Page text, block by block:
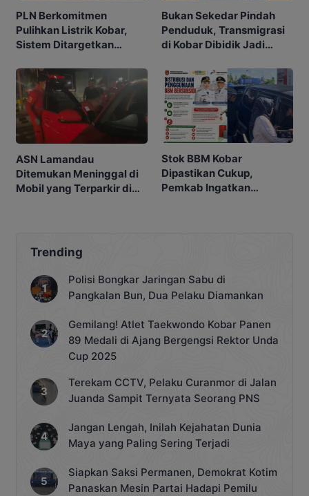
PLN Berkomitmen
Pulihkan Listrik Kobar,
Sistem Ditargetkan
Bukan Sekedar Pindah
Penduduk, Transmigrasi
di Kobar Dibidik Jadi
ASN Lamandau
Ditemukan Meninggal di
Mobil yang Terparkir di
Stok BBM Kobar
Dipastikan Cukup,
Pemkab Ingatkan
Trending
Polisi Bongkar Jaringan Sabu di
Pangkalan Bun, Dua Pelaku Diamankan
Gemilang! Atlet Taekwondo Kobar Panen
89 Medali di Ajang Bergengsi Rektor Unda
Cup 2025
Terekam CCTV, Pelaku Curanmor di Jalan
Juanda Sampit Ternyata Seorang PNS
Jangan Lengah, Inilah Kejahatan Dunia
Maya yang Paling Sering Terjadi
Siapkan Saksi Permanen, Demokrat Kotim
Panaskan Mesin Partai Hadapi Pemilu